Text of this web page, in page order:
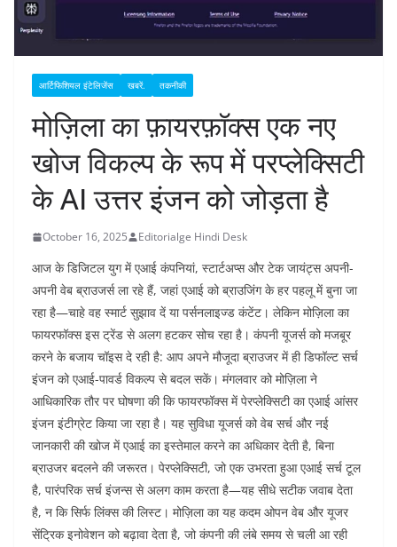
आर्टिफिशियल इंटेलिजेंस खबरें. तकनीकी
मोज़िला का फ़ायरफ़ॉक्स एक नए
खोज विकल्प के रूप में परप्लेक्सिटी
के AI उत्तर इंजन को जोड़ता है
October 16, 2025 Editorialge Hindi Desk
आज के डिजिटल युग में एआई कंपनियां, स्टार्टअप्स और टेक जायंट्स अपनी-
अपनी वेब ब्राउजर्स ला रहे हैं, जहां एआई को ब्राउजिंग के हर पहलू में बुना जा
रहा है—चाहे वह स्मार्ट सुझाव दें या पर्सनलाइज्ड कंटेंट। लेकिन मोज़िला का
फायरफॉक्स इस ट्रेंड से अलग हटकर सोच रहा है। कंपनी यूजर्स को मजबूर
करने के बजाय चॉइस दे रही है: आप अपने मौजूदा ब्राउजर में ही डिफॉल्ट सर्च
इंजन को एआई-पावर्ड विकल्प से बदल सकें। मंगलवार को मोज़िला ने
आधिकारिक तौर पर घोषणा की कि फायरफॉक्स में पेरप्लेक्सिटी का एआई आंसर
इंजन इंटीग्रेट किया जा रहा है। यह सुविधा यूजर्स को वेब सर्च और नई
जानकारी की खोज में एआई का इस्तेमाल करने का अधिकार देती है, बिना
ब्राउजर बदलने की जरूरत। पेरप्लेक्सिटी, जो एक उभरता हुआ एआई सर्च टूल
है, पारंपरिक सर्च इंजन्स से अलग काम करता है—यह सीधे सटीक जवाब देता
है, न कि सिर्फ लिंक्स की लिस्ट। मोज़िला का यह कदम ओपन वेब और यूजर
सेंट्रिक इनोवेशन को बढ़ावा देता है, जो कंपनी की लंबे समय से चली आ रही